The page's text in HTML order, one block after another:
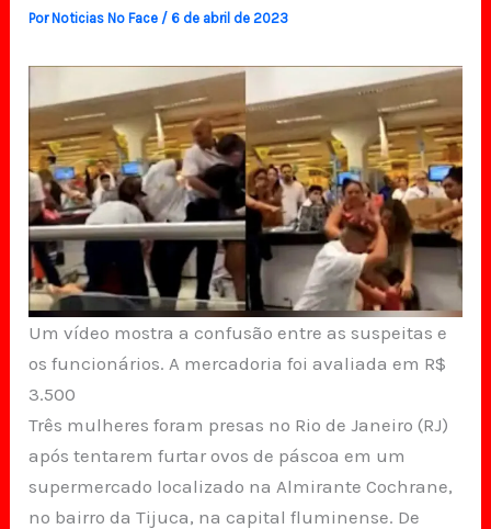
PorNoticias No Face / 6 de abril de 2023
Um vídeo mostra a confusão entre as suspeitas e
os funcionários. A mercadoria foi avaliada em R$
3.500
Três mulheres foram presas no Rio de Janeiro (RJ)
após tentarem furtar ovos de páscoa em um
supermercado localizado na Almirante Cochrane,
no bairro da Tijuca, na capital fluminense. De